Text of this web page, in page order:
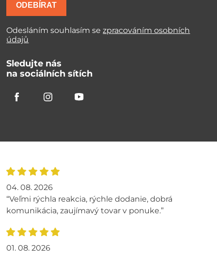
ODEBÍRAT
Odesláním souhlasím sezpracováním osobních
údajů
Sledujte nás
na sociálních sítích
04. 08. 2026
“Veľmi rýchla reakcia, rýchle dodanie, dobrá
komunikácia, zaujímavý tovar v ponuke.”
01. 08. 2026